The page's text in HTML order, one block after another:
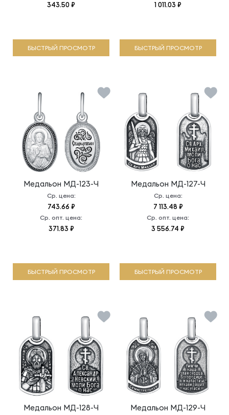
343.50 ₽
БЫСТРЫЙ ПРОСМОТР
1 011.03 ₽
БЫСТРЫЙ ПРОСМОТР
Медальон МД-123-Ч
Ср. цена:
743.66 ₽
Ср. опт. цена:
371.83 ₽
БЫСТРЫЙ ПРОСМОТР
Медальон МД-127-Ч
Ср. цена:
7 113.48 ₽
Ср. опт. цена:
3 556.74 ₽
БЫСТРЫЙ ПРОСМОТР
Медальон МД-128-Ч Медальон МД-129-Ч